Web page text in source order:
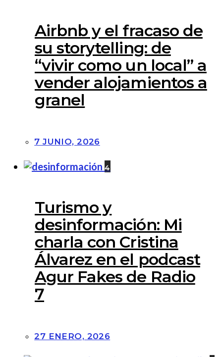
Airbnb y el fracaso de
su storytelling: de
“vivir como un local” a
vender alojamientos a
granel
7 JUNIO, 2026
4
Turismo y
desinformación: Mi
charla con Cristina
Álvarez en el podcast
Agur Fakes de Radio
7
27 ENERO, 2026